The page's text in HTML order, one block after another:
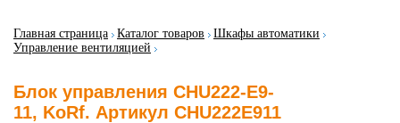
Главная страница Каталог товаров
Шкафы автоматики
Управление вентиляцией
Блок управления CHU222-E9-
11, KoRf. Артикул CHU222E911